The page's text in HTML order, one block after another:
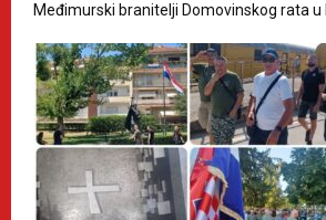
Međimurski branitelji Domovinskog rata u